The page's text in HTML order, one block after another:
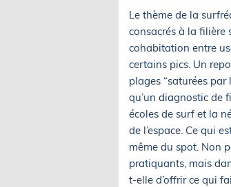
Le thème de la
consacrés à la filière
cohabitation entre
certains pics. Un
plages “saturées par
qu’un diagnostic de
écoles de surf et la
de l’espace. Ce qui
même du spot. Non
pratiquants, mais
t-elle d’offrir ce qui